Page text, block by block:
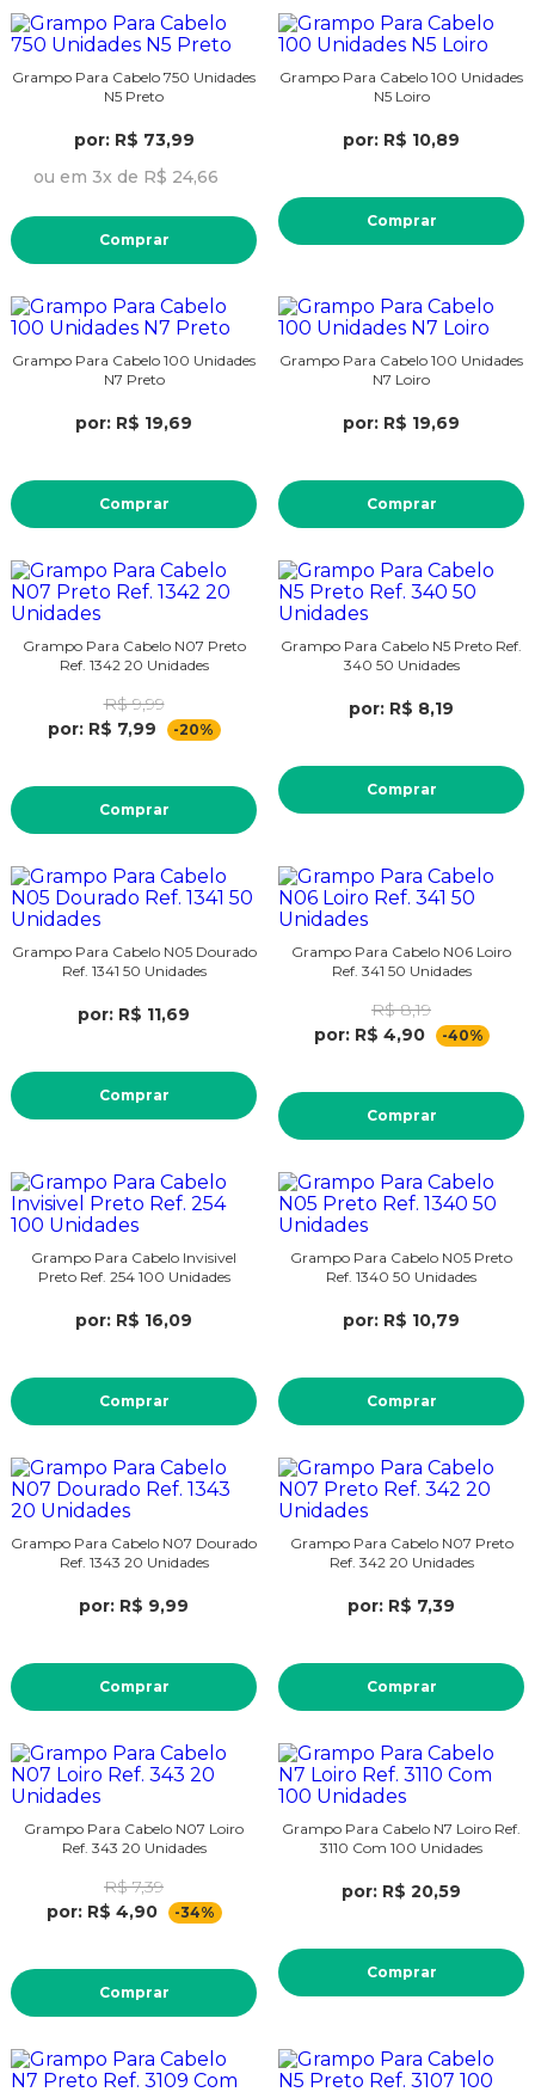
Grampo Para Cabelo 750 Unidades
N5 Preto
por: R$ 73,99
ou em 3x de R$ 24,66
Comprar
Grampo Para Cabelo 100 Unidades
N5 Loiro
por: R$ 10,89
Comprar
Grampo Para Cabelo 100 Unidades
N7 Preto
por: R$ 19,69
Comprar
Grampo Para Cabelo 100 Unidades
N7 Loiro
por: R$ 19,69
Comprar
Grampo Para Cabelo N07 Preto
Ref. 1342 20 Unidades
R$ 9,99
por: R$ 7,99
-20%
Comprar
Grampo Para Cabelo N5 Preto Ref.
340 50 Unidades
por: R$ 8,19
Comprar
Grampo Para Cabelo N05 Dourado
Ref. 1341 50 Unidades
por: R$ 11,69
Comprar
Grampo Para Cabelo N06 Loiro
Ref. 341 50 Unidades
R$ 8,19
por: R$ 4,90
-40%
Comprar
Grampo Para Cabelo Invisivel
Preto Ref. 254 100 Unidades
por: R$ 16,09
Comprar
Grampo Para Cabelo N05 Preto
Ref. 1340 50 Unidades
por: R$ 10,79
Comprar
Grampo Para Cabelo N07 Dourado
Ref. 1343 20 Unidades
por: R$ 9,99
Comprar
Grampo Para Cabelo N07 Preto
Ref. 342 20 Unidades
por: R$ 7,39
Comprar
Grampo Para Cabelo N07 Loiro
Ref. 343 20 Unidades
R$ 7,39
por: R$ 4,90
-34%
Comprar
Grampo Para Cabelo N7 Loiro Ref.
3110 Com 100 Unidades
por: R$ 20,59
Comprar